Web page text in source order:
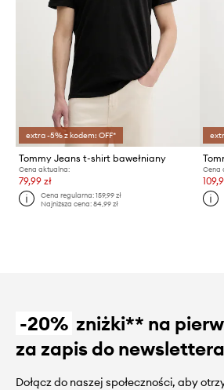
extra -5% z kodem: OFF*
Tommy Jeans t-shirt bawełniany
Cena aktualna:
79,99 zł
Cena regularna:159,99 zł
Najniższa cena:84,99 zł
Cena
-20% zniżki** na
za zapis do
Dołącz do naszej społeczności, aby